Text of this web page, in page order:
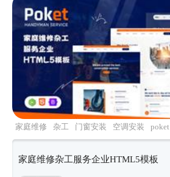
家庭维修 杂工 门窗安装 空调安装 poket
家庭维修杂工服务企业HTML5模板